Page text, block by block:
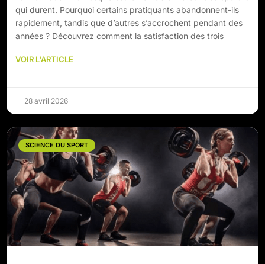
qui durent. Pourquoi certains pratiquants abandonnent-ils
rapidement, tandis que d’autres s’accrochent pendant des
années ? Découvrez comment la satisfaction des trois
VOIR L'ARTICLE
28 avril 2026
SCIENCE DU SPORT